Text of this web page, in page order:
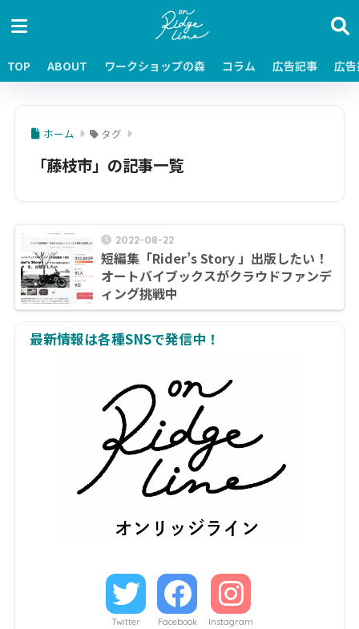
TOP ABOUT ワークショップの森 コラム 広告記事 広
ホーム タグ
「藤枝市」の記事一覧
2022-08-22
短編集「Rider’s Story 」出版したい！
オートバイブックスがクラウドファンデ
ィング挑戦中
最新情報は各種SNSで発信中！
Twitter Facebook Instagram